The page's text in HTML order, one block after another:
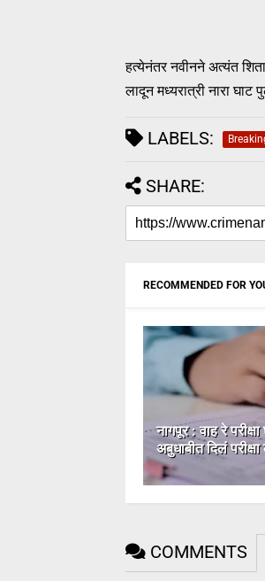
हत्येनंतर नवीनने अत्यंत
लादून मध्यरात्री नारा
LABELS:
SHARE:
RECOMMENDED FOR
नागपूर : वाह रे परीक्षा
अबुधाबीत दिलं
COMMENTS